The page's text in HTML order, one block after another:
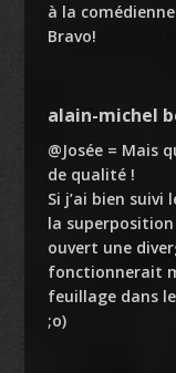
à la
Bravo!
alain-michel
@Josée = Mais
de qualité !
Si j’ai bien suivi
la
ouvert une
fonctionnerait
feuillage dans
;o)